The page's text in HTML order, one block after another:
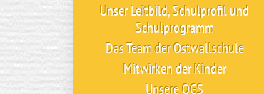
Unser Leitbild, Schulprofil und
Schulprogramm
Das Team der Ostwallschule
Mitwirken der Kinder
Unsere OGS